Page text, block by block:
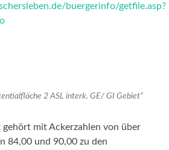
buergerinfo/getfile.asp?
2 ASL interk. GE/ GI Gebiet“
gehört mit Ackerzahlen von über
84,00 und 90,00 zu den